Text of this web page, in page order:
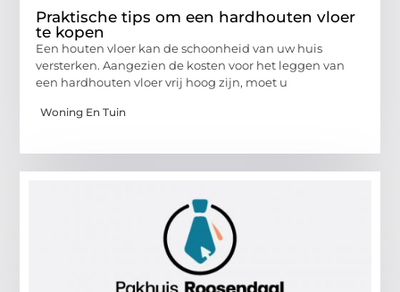
Praktische tips om een hardhouten vloer
te kopen
Een houten vloer kan de schoonheid van uw huis
versterken. Aangezien de kosten voor het leggen van
een hardhouten vloer vrij hoog zijn, moet u
Woning En Tuin